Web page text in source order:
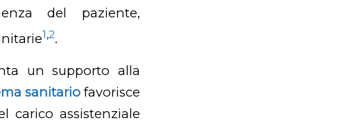
del paziente,
1,2.
un supporto alla
sanitariofavorisce
carico assistenziale